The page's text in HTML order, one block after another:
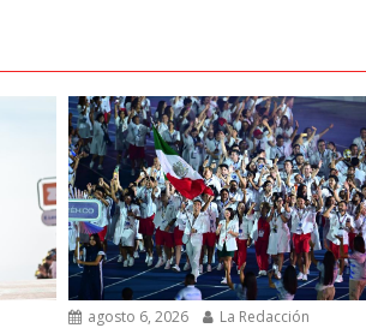
agosto 6, 2026 La Redacción